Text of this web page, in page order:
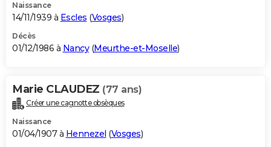
Naissance
14/11/1939 à Escles (Vosges)
Décès
01/12/1986 à Nancy(Meurthe-et-Moselle)
Marie CLAUDEZ (77 ans)
Créer une cagnotte obsèques
Naissance
01/04/1907 à Hennezel (Vosges)